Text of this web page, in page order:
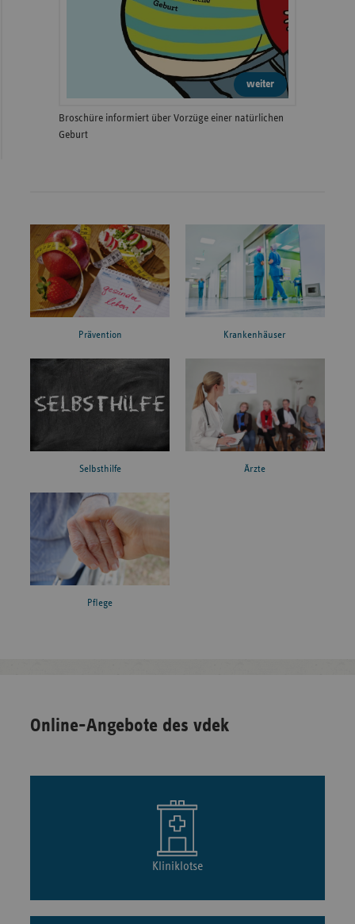
weiter
Broschüre informiert über Vorzüge einer natürlichen
Geburt
Prävention Krankenhäuser
Selbsthilfe Ärzte
Pflege
Online-Angebote des vdek
Kliniklotse